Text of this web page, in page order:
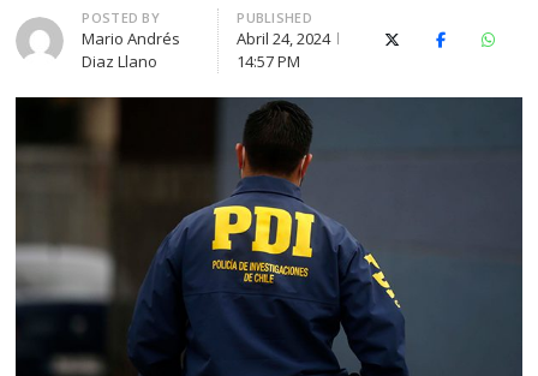
Author
POSTED BY
Mario Andrés
Diaz Llano
PUBLISHED
Abril 24, 2024
14:57 PM
X (Twitter)Facebook